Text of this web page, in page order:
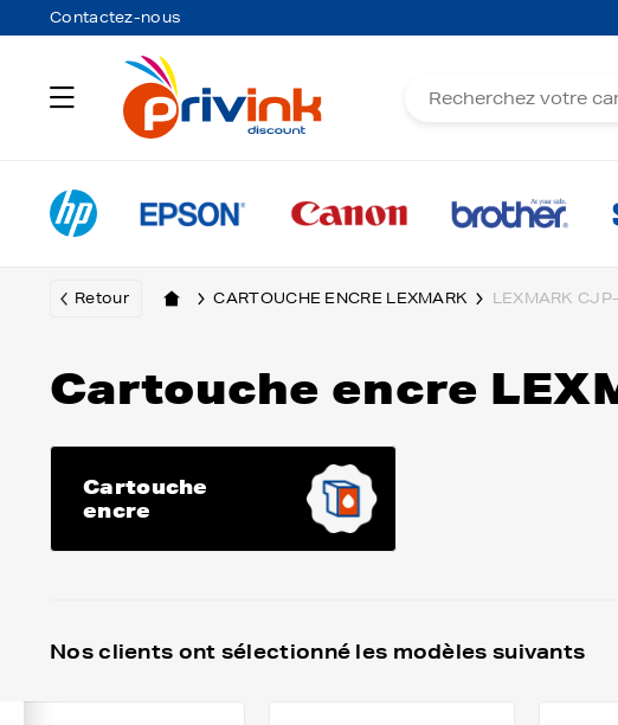
Contactez-nous
Retour CARTOUCHE ENCRE LEXMARK LEXMARK
Cartouche encre
Cartouche
encre
Nos clients ont sélectionné les modèles suivants